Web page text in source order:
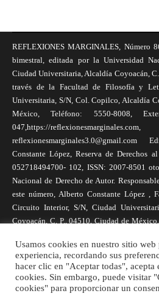
REFLEXIONES MARGINALES, Número
bimestral, editada por la Universidad
Ciudad Universitaria, Alcaldía Coyoacán,
través de la Facultad de Filosofía y
Universitaria, S/N, Col. Copilco, Alcaldía
México, Teléfono: 5550-8008,
047,https://reflexionesmarginales.com,
reflexionesmarginales3.0@gmail.com
Constante López, Reserva de Derechos
052718494700- 102, ISSN: 2007-8501
Nacional de Derecho de Autor.
este número, Alberto Constante López ,
Circuito Interior, S/N, Ciudad
Coyoacán, C. P., 04510, Ciudad de
necesariamente reflejan la postura de la
Autónoma de México. Los autores son
sus artículos. Se autoriza la reproducción
publicados siempre y cuando se cite la
Usamos cookies en nuestro sitio
experiencia, recordando sus
hacer clic en "Aceptar todas", acepta
cookies. Sin embargo, puede visitar
cookies" para proporcionar un